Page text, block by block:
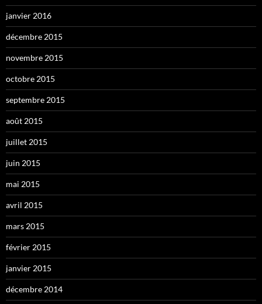
janvier 2016
décembre 2015
novembre 2015
octobre 2015
septembre 2015
août 2015
juillet 2015
juin 2015
mai 2015
avril 2015
mars 2015
février 2015
janvier 2015
décembre 2014